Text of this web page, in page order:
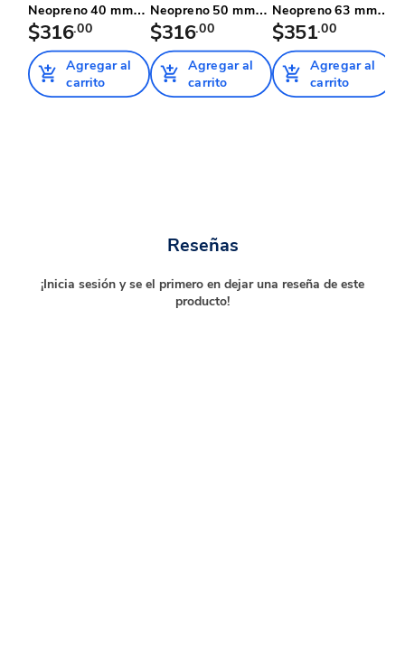
Neopreno 40 mm
Tuboplus Agua ...
$316.00
Agregar al
carrito
Neopreno 50 mm
Tuboplus Agua ...
$316.00
Agregar al
carrito
Neopreno 63 mm
Tuboplus Agua ...
$351.00
Agregar al
carrito
Reseñas
¡Inicia sesión y se el primero en dejar una reseña de este
producto!